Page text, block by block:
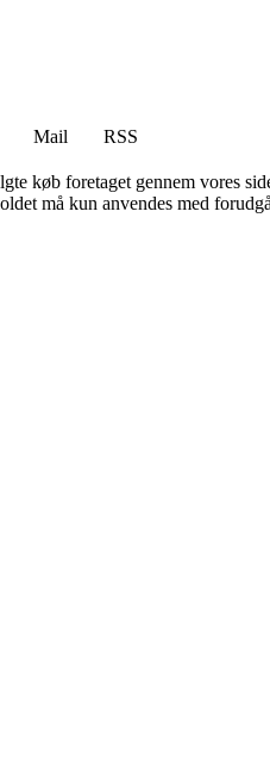
Mail
RSS
køb foretaget gennem vores
må kun anvendes med